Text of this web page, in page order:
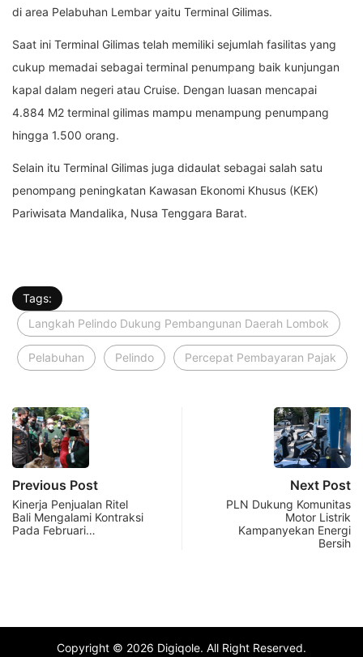
di area Pelabuhan Lembar yaitu Terminal Gilimas.
Saat ini Terminal Gilimas telah memiliki sejumlah fasilitas yang
cukup memadai sebagai terminal penumpang baik kunjungan
kapal dalam negeri atau Cruise. Dengan luasan mencapai
4.884 M2 terminal gilimas mampu menampung penumpang
hingga 1.500 orang.
Selain itu Terminal Gilimas juga didaulat sebagai salah satu
penompang peningkatan Kawasan Ekonomi Khusus (KEK)
Pariwisata Mandalika, Nusa Tenggara Barat.
Tags:
Langkah Pelindo Dukung Pembangunan Daerah Lombok
Pelabuhan Pelindo Percepat Pembayaran Pajak
Previous Post
Kinerja Penjualan Ritel
Bali Mengalami Kontraksi
Pada Februari…
Next Post
PLN Dukung Komunitas
Motor Listrik
Kampanyekan Energi
Bersih
Copyright © 2026 Digiqole. All Right Reserved.